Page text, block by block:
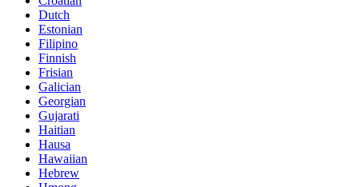
Dutch
Estonian
Filipino
Finnish
Frisian
Galician
Georgian
Gujarati
Haitian
Hausa
Hawaiian
Hebrew